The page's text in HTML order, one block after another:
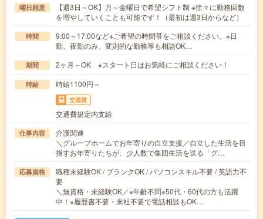
曜日頻度
【週3日～OK】月～金曜日で希望シフト制 ※徐々に勤務回数
を増やしていくことも可能です！（最初は週3日からなど）
時間
9:00～17:00など※ご希望の時間帯をご相談ください。※日
勤、夜勤のみ、変則的な勤務等も相談OK…
期間 2ヶ月～OK ※スタート日はお気軽にご相談ください！
時給 時給1100円～
交通費
交通費規定内支給
仕事内容
介護関連
＼グループホームでお年寄りの自立支援／自立した生活を目
指すお年寄りたちが、少人数で集団生活を送る「グ…
応募資格
職種未経験OK / ブランクOK / パソコンスキル不要 / 英語力不
要
＼無資格・未経験OK／※年齢不問※50代・60代の方も活躍
中！※履歴書不要・来社不要で電話相談もOK…